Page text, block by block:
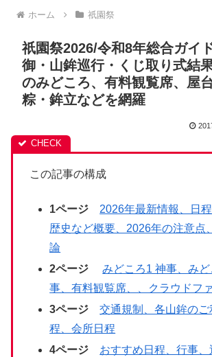
ホーム 祇園祭
祇園祭2026/令和8年総合ガイ
御・山鉾巡行・くじ取り式結
のみどころ、有料観覧席、屋
粽・鉾立などを網羅
この記事の構成
1ページ
2026年最新情報、日
歴史など概要、2026年の注意点
論
2ページみどころ1 神事、み
事、有料観覧席、、クラウドフ
3ページ交通規制、各山鉾のご
程、会所日程
4ページ おすすめ日程、行事